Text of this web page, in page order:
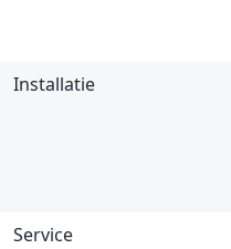
Installatie
Service